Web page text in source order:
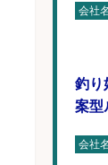
会社名
釣り
案型
会社名